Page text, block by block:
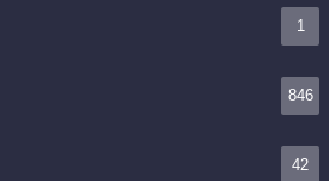
1
846
42